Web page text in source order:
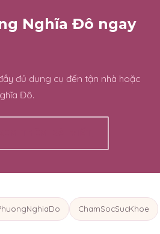
Nghĩa Đô ngay
đủ dụng cụ đến tận nhà hoặc
Đô.
ChamSocSucKhoe